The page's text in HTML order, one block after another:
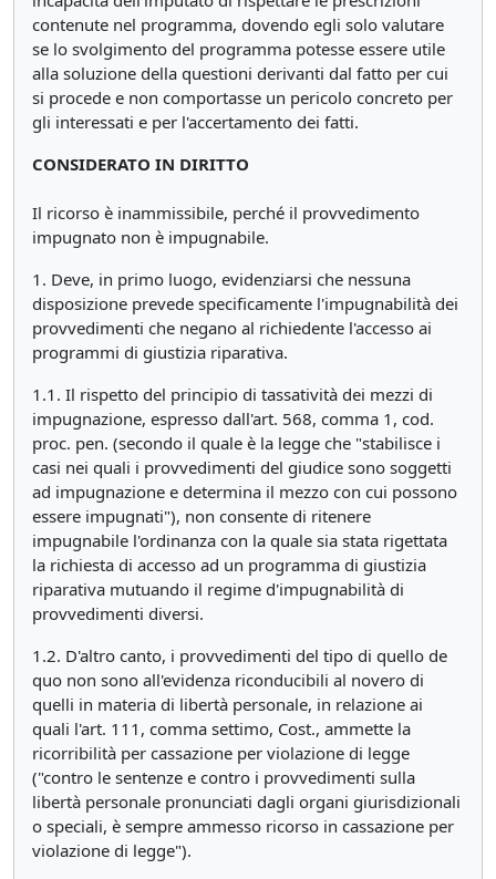
contenute nel programma, dovendo egli solo valutare
se lo svolgimento del programma potesse essere utile
alla soluzione della questioni derivanti dal fatto per cui
si procede e non comportasse un pericolo concreto per
gli interessati e per l'accertamento dei fatti.
CONSIDERATO IN DIRITTO
Il ricorso è inammissibile, perché il provvedimento
impugnato non è impugnabile.
1. Deve, in primo luogo, evidenziarsi che nessuna
disposizione prevede specificamente l'impugnabilità dei
provvedimenti che negano al richiedente l'accesso ai
programmi di giustizia riparativa.
1.1. Il rispetto del principio di tassatività dei mezzi di
impugnazione, espresso dall'art. 568, comma 1, cod.
proc. pen. (secondo il quale è la legge che "stabilisce i
casi nei quali i provvedimenti del giudice sono soggetti
ad impugnazione e determina il mezzo con cui possono
essere impugnati"), non consente di ritenere
impugnabile l'ordinanza con la quale sia stata rigettata
la richiesta di accesso ad un programma di giustizia
riparativa mutuando il regime d'impugnabilità di
provvedimenti diversi.
1.2. D'altro canto, i provvedimenti del tipo di quello de
quo non sono all'evidenza riconducibili al novero di
quelli in materia di libertà personale, in relazione ai
quali l'art. 111, comma settimo, Cost., ammette la
ricorribilità per cassazione per violazione di legge
("contro le sentenze e contro i provvedimenti sulla
libertà personale pronunciati dagli organi giurisdizionali
o speciali, è sempre ammesso ricorso in cassazione per
violazione di legge").